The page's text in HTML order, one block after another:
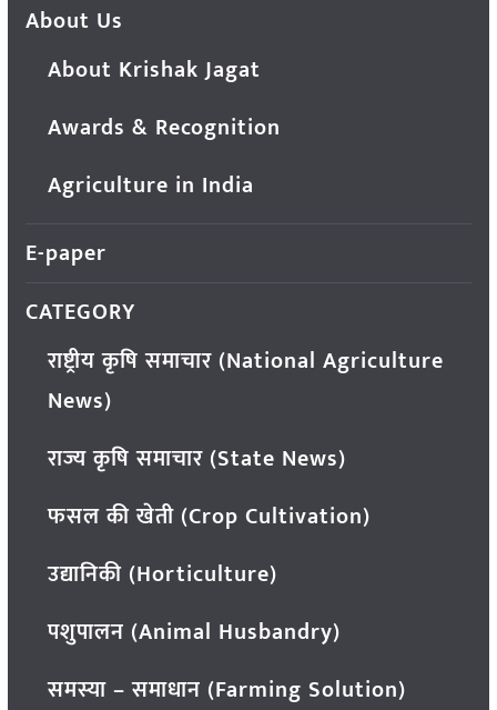
About Us
About Krishak Jagat
Awards & Recognition
Agriculture in India
E-paper
CATEGORY
राष्ट्रीय कृषि समाचार (National Agriculture
News)
राज्य कृषि समाचार (State News)
फसल की खेती (Crop Cultivation)
उद्यानिकी (Horticulture)
पशुपालन (Animal Husbandry)
समस्या – समाधान (Farming Solution)